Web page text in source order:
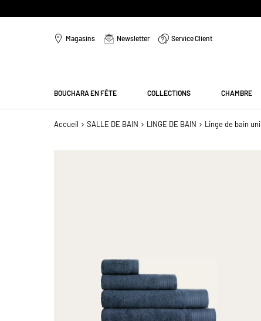
Magasins Newsletter Service Client
BOUCHARA EN FÊTE COLLECTIONS CHAMBRE
Accueil SALLE DE BAIN LINGE DE BAIN Linge de bain uni